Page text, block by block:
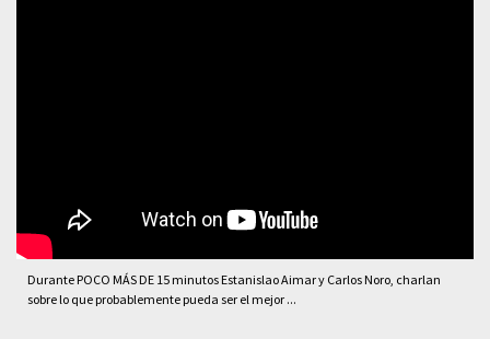
Durante POCO MÁS DE 15 minutos Estanislao Aimar y Carlos Noro, charlan
sobre lo que probablemente pueda ser el mejor ...